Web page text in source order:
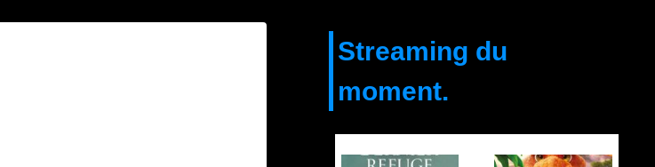
Streaming du
moment.